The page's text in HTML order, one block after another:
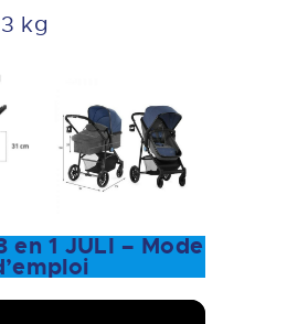
kg
en 1 JULI – Mode